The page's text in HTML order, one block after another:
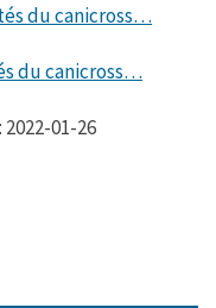
du canicross…
du canicross…
01-26